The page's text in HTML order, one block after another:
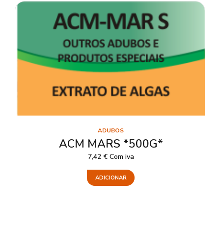
ADUBOS
ACM MARS *500G*
7,42 € Com iva
ADICIONAR